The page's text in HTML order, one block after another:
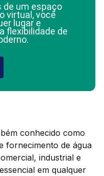
de um espaço
virtual, você
lugar e
flexibilidade de
conhecido como
fornecimento de água
industrial e
em qualquer